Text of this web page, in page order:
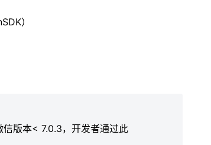
）
版本< 7.0.3，开发者通过此